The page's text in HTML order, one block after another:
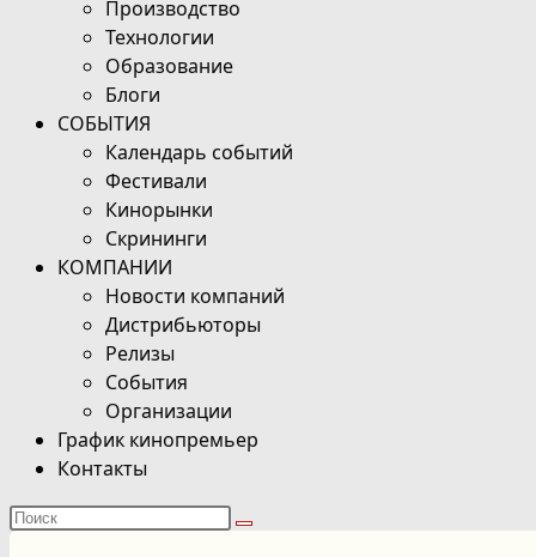
Производство
Технологии
Образование
Блоги
СОБЫТИЯ
Календарь событий
Фестивали
Кинорынки
Скрининги
КОМПАНИИ
Новости компаний
Дистрибьюторы
Релизы
События
Организации
График кинопремьер
Контакты
Поиск